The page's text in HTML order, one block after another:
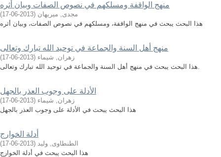
منهج الواقفة ومسلكهم في نصوص الصفات وبيان أثره
مجدى, ميريهان (
2013-06-17
)
هذا البحث يبحث في منهج الواقفة، ومسلكهم في نصوص الصفات، وبيان أثره
منهج أهل السنة والجماعة في توحيد الله تبارك وتعالى
زهران, شيماء (
2013-06-17
)
هذا البحث يبحث في منهج أهل السنة والجماعة في توحيد الله تبارك وتعالى.
الأدلة على وجوب العذر بالجهل
زهران, شيماء (
2013-06-17
)
هذا البحث يبحث في الأدلة على وجوب العذر بالجهل
أدلة الخوارج
الطنطاوى, وليد (
2013-06-17
)
هذا البحث يبحث في أدلة الخوارج